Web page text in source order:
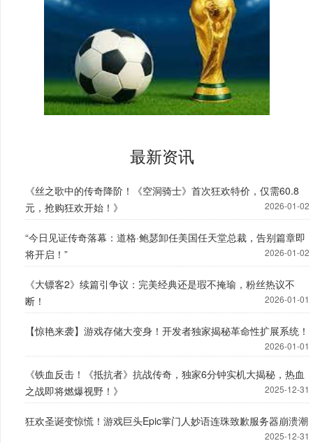
最新资讯
《丝之歌中的传奇降阶！《空洞骑士》首次狂欢特价，仅需60.8
元，抢购狂欢开始！》
2026-01-02
“今日见证传奇落幕：道格·鲍瑟卸任美国任天堂总裁，告别篇章即
将开启！”
2026-01-02
《大镖客2》续篇引争议：完美经典还是瑕不掩瑜，粉丝热议不
断！
2026-01-01
【惊艳来袭】游戏存储大变身！开发者独家揭秘革命性扩展系统！
2026-01-01
《铁血反击！《抵抗者》抗战传奇，独家6分钟实机大揭秘，热血
之战即将燃爆视野！》
2025-12-31
狂欢圣诞变惊慌！游戏巨头Epic掌门人妙语连珠致歉服务器崩溃潮
2025-12-31